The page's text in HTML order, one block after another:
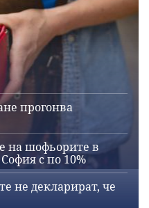
прогонва
на шофьорите в
с по 10%
не декларират, че